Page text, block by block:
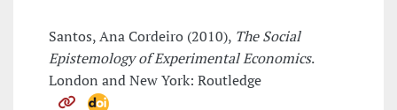
Santos, Ana Cordeiro (2010), The Social
Epistemology of Experimental Economics.
London and New York: Routledge